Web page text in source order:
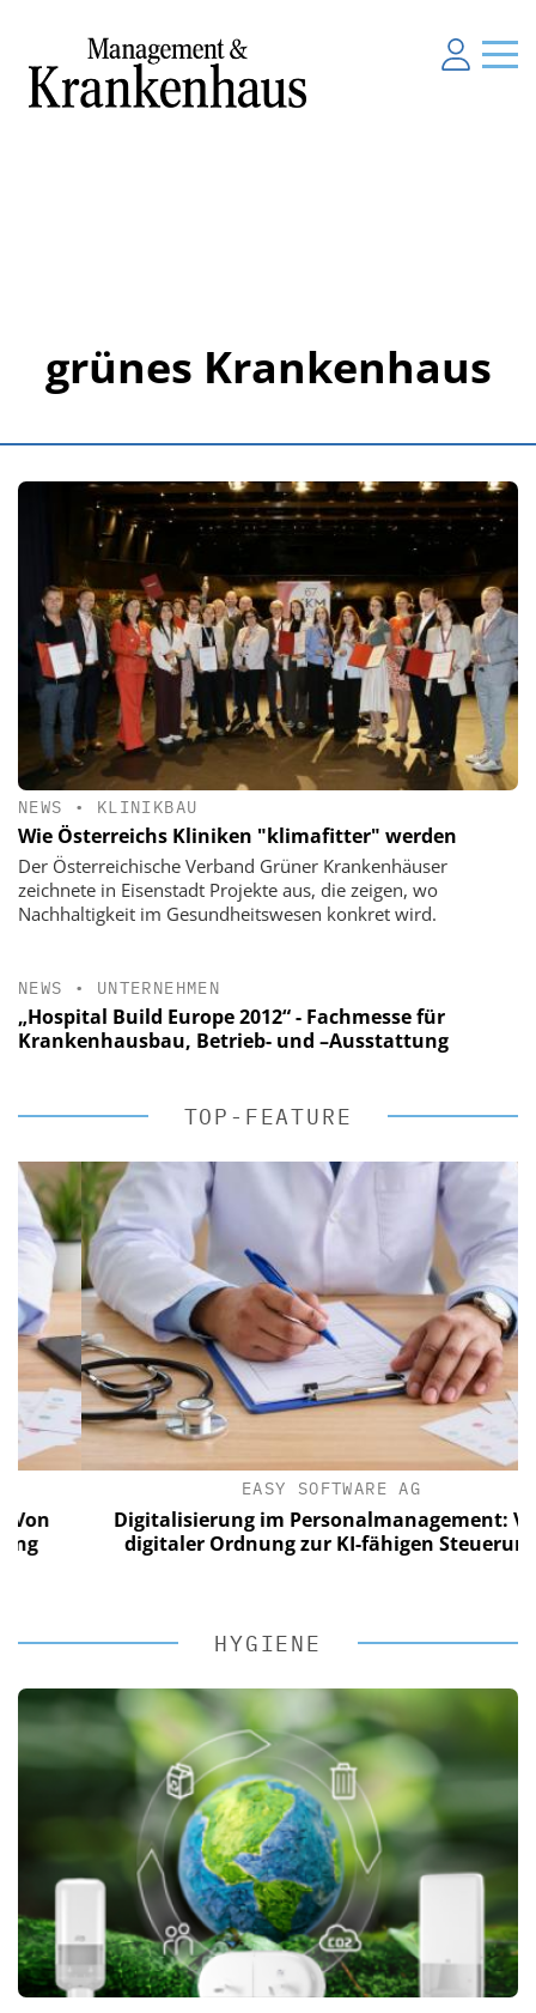
grünes Krankenhaus
NEWS • KLINIKBAU
Wie Österreichs Kliniken "klimafitter" werden
Der Österreichische Verband Grüner Krankenhäuser
zeichnete in Eisenstadt Projekte aus, die zeigen, wo
Nachhaltigkeit im Gesundheitswesen konkret wird.
NEWS • UNTERNEHMEN
„Hospital Build Europe 2012“ - Fachmesse für
Krankenhausbau, Betrieb- und –Ausstattung
TOP-FEATURE
EASY SOFTWARE AG
Digitalisierung im Personalmanagement: Von
digitaler Ordnung zur KI-fähigen Steuerung
HYGIENE